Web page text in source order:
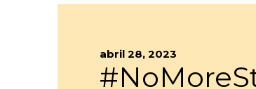
abril 28, 2023